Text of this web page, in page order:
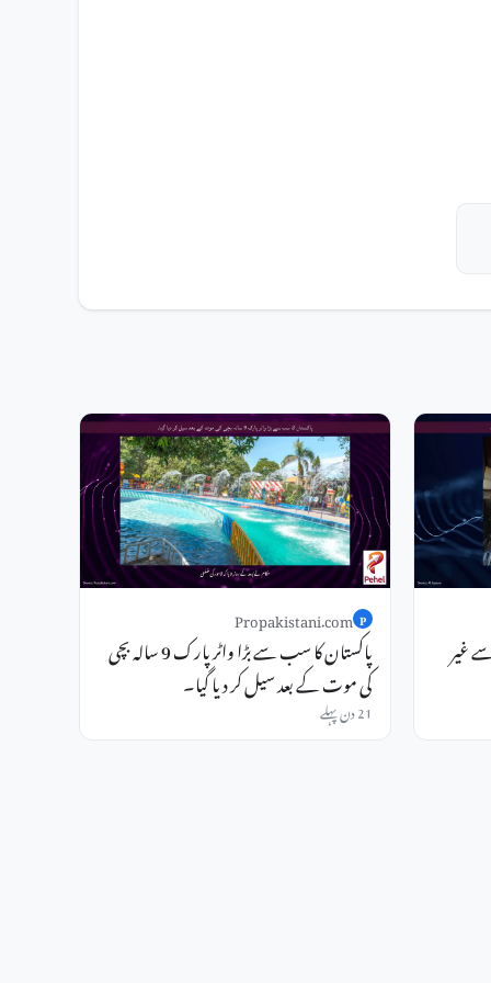
غیر
P
Propakistani.com
پاکستان کا سب سے بڑا واٹر پارک 9 سالہ بچی
کی موت کے بعد سیل کر دیا گیا۔
21 دن پہلے